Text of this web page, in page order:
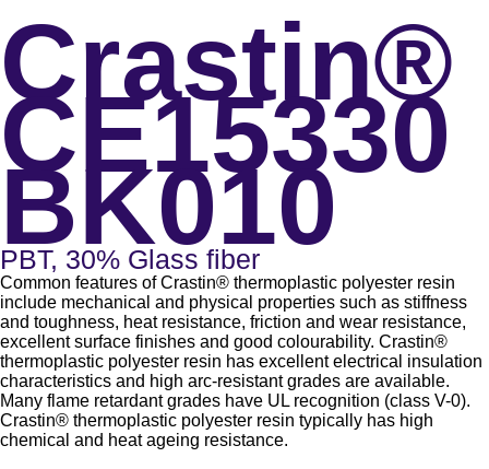
Crastin®
CE15330
BK010
PBT, 30% Glass fiber
Common features of Crastin® thermoplastic polyester resin
include mechanical and physical properties such as stiffness
and toughness, heat resistance, friction and wear resistance,
excellent surface finishes and good colourability. Crastin®
thermoplastic polyester resin has excellent electrical insulation
characteristics and high arc-resistant grades are available.
Many flame retardant grades have UL recognition (class V-0).
Crastin® thermoplastic polyester resin typically has high
chemical and heat ageing resistance.